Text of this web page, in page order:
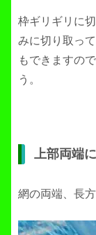
枠ギリギリに
みに切り取っ
もできますの
う。
上部両端
網の両端、長